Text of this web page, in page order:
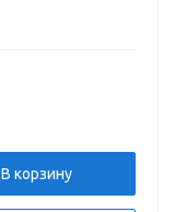
В корзину